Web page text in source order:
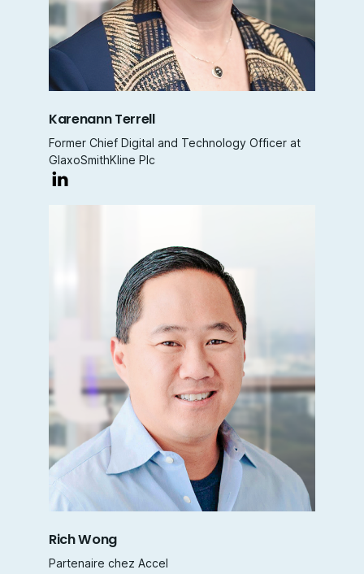
Karenann Terrell
Former Chief Digital and Technology Officer at
GlaxoSmithKline Plc
Rich Wong
Partenaire chez Accel